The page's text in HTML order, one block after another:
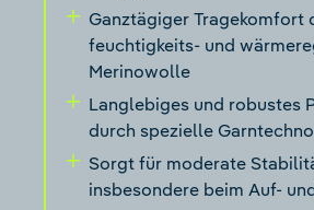
Ganztägiger Tragekomfort
feuchtigkeits- und
Merinowolle
Langlebiges und robustes
durch spezielle
Sorgt für moderate
insbesondere beim Auf-